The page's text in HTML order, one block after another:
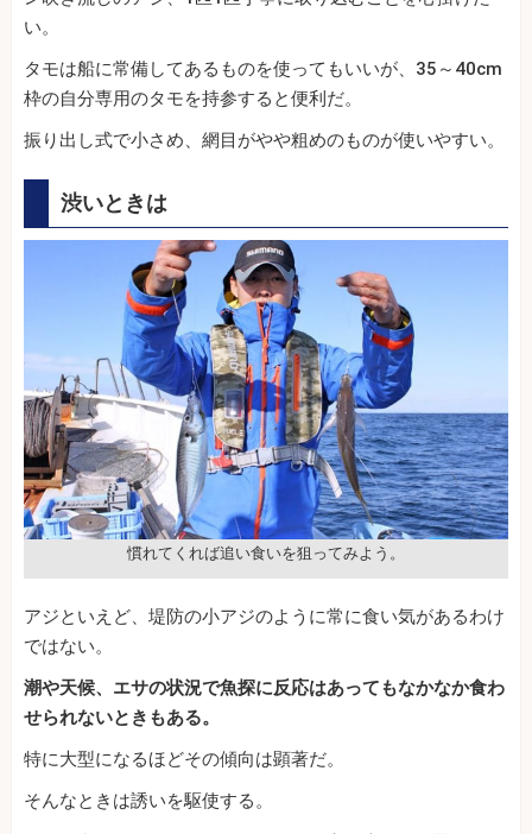
い。
タモは船に常備してあるものを使ってもいいが、35～40cm
枠の自分専用のタモを持参すると便利だ。
振り出し式で小さめ、網目がやや粗めのものが使いやすい。
渋いときは
慣れてくれば追い食いを狙ってみよう。
アジといえど、堤防の小アジのように常に食い気があるわけ
ではない。
潮や天候、エサの状況で魚探に反応はあってもなかなか食わ
せられないときもある。
特に大型になるほどその傾向は顕著だ。
そんなときは誘いを駆使する。